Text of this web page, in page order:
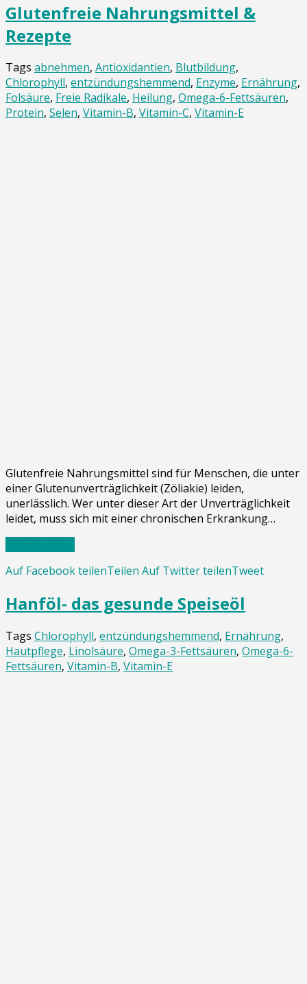
Glutenfreie Nahrungsmittel &
Rezepte
Tags abnehmen, Antioxidantien, Blutbildung,
Chlorophyll, entzündungshemmend, Enzyme, Ernährung,
Folsäure, Freie Radikale, Heilung, Omega-6-Fettsäuren,
Protein, Selen, Vitamin-B, Vitamin-C, Vitamin-E
Glutenfreie Nahrungsmittel sind für Menschen, die unter
einer Glutenunverträglichkeit (Zöliakie) leiden,
unerlässlich. Wer unter dieser Art der Unverträglichkeit
leidet, muss sich mit einer chronischen Erkrankung…
Auf Facebook teilenTeilen Auf Twitter teilenTweet
Hanföl- das gesunde Speiseöl
Tags Chlorophyll, entzündungshemmend, Ernährung,
Hautpflege, Linolsäure, Omega-3-Fettsäuren, Omega-6-
Fettsäuren, Vitamin-B, Vitamin-E